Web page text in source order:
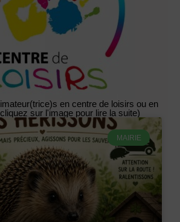
en centre de loisirs ou en
sur l'image pour lire la suite)
MAIRIE